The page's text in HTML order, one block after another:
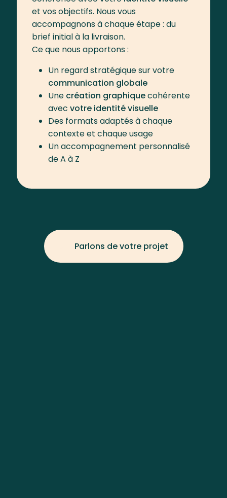
et vos objectifs. Nous vous
accompagnons à chaque étape : du
brief initial à la livraison.
Ce que nous apportons :
Un regard stratégique sur votre
communication globale
Une création graphiquecohérente
avec votre identité visuelle
Des formats adaptés à chaque
contexte et chaque usage
Un accompagnement personnalisé
de A à Z
Parlons de votre projet